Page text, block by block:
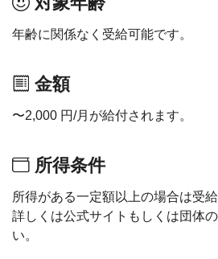
年齢に関係なく受給可能です。
金額
〜2,000 円/月が給付されます。
所得条件
所得がある一定額以上の場合は受
詳しくは公式サイトもしくは団体
い。